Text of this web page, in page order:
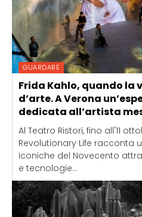
GUARDARE
Frida Kahlo, quando la
d’arte. A Verona
dedicata all’artista
Al Teatro Ristori, fino all'11
Revolutionary Life racconta
iconiche del Novecento
e tecnologie...